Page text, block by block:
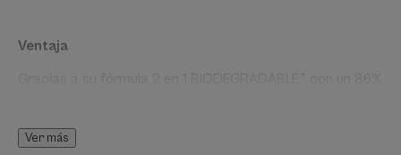
Ventaja
simplifica la vida de los padres.
Ver más